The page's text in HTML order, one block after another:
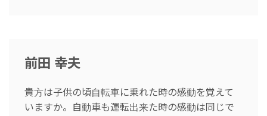
前田 幸夫
貴方は子供の頃自転車に乗れた時の感動を覚えて
いますか。自動車も運転出来た時の感動は同じで